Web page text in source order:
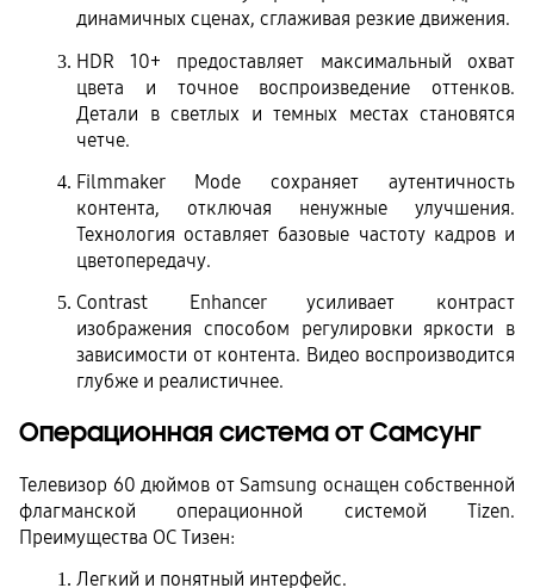
динамичных сценах, сглаживая резкие движения.
HDR 10+ предоставляет максимальный охват
цвета и точное воспроизведение оттенков.
Детали в светлых и темных местах становятся
четче.
Filmmaker Mode сохраняет аутентичность
контента, отключая ненужные улучшения.
Технология оставляет базовые частоту кадров и
цветопередачу.
Contrast Enhancer усиливает контраст
изображения способом регулировки яркости в
зависимости от контента. Видео воспроизводится
глубже и реалистичнее.
Операционная система от Самсунг
Телевизор 60 дюймов от Samsung оснащен собственной
флагманской операционной системой Tizen.
Преимущества ОС Тизен:
Легкий и понятный интерфейс.